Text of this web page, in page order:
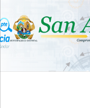
Pasar al contenido